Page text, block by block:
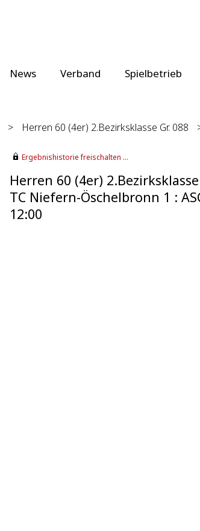
News Verband Spielbetrieb
> Herren 60 (4er) 2.Bezirksklasse Gr. 088
Ergebnishistorie freischalten ...
Herren 60 (4er)
TC Niefern-Öschelbronn 1 :
12:00